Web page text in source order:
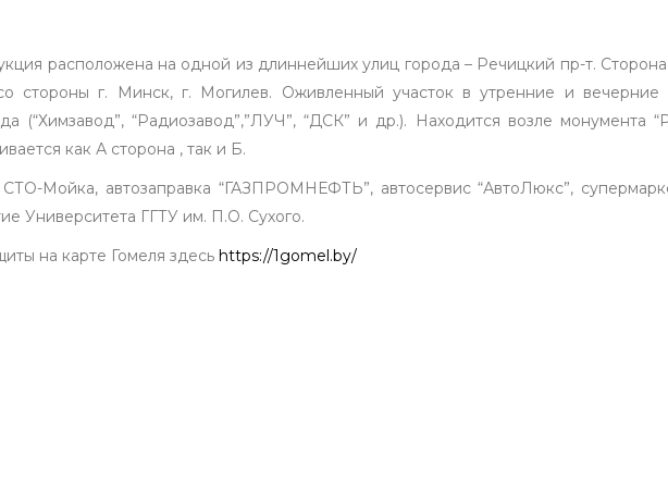
расположена на одной из длиннейших улиц города – Речицкий пр-т.
стороны г. Минск, г. Могилев. Оживленный участок в утренние и вечерние
(“Химзавод”, “Радиозавод”,”ЛУЧ”, “ДСК” и др.). Находится возле
как А сторона , так и Б.
Мойка, автозаправка “ГАЗПРОМНЕФТЬ”, автосервис “АвтоЛюкс”,
Университета ГГТУ им. П.О. Сухого.
на карте Гомеля здесь https://1gomel.by/